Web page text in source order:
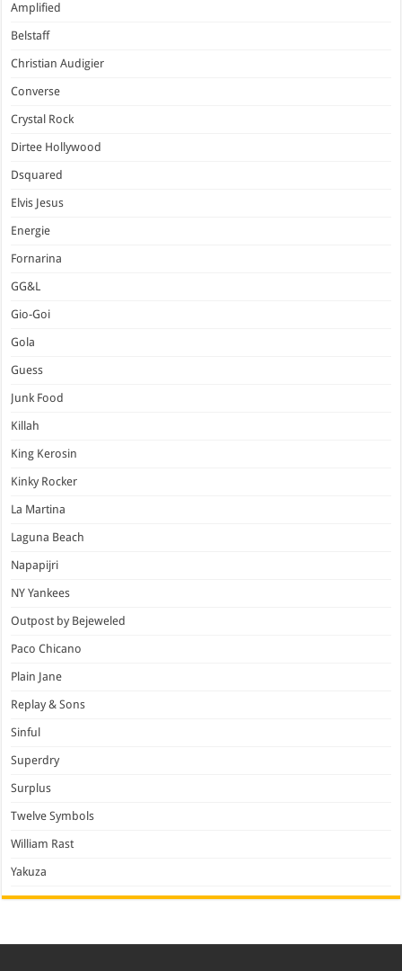
Amplified
Belstaff
Christian Audigier
Converse
Crystal Rock
Dirtee Hollywood
Dsquared
Elvis Jesus
Energie
Fornarina
GG&L
Gio-Goi
Gola
Guess
Junk Food
Killah
King Kerosin
Kinky Rocker
La Martina
Laguna Beach
Napapijri
NY Yankees
Outpost by Bejeweled
Paco Chicano
Plain Jane
Replay & Sons
Sinful
Superdry
Surplus
Twelve Symbols
William Rast
Yakuza